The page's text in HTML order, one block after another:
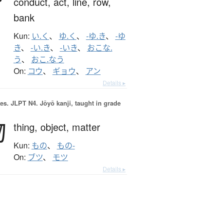
bank
Kun: い.く 、 ゆ.く 、 -ゆ.き、 -ゆ
き、 -い.き、 -いき、 おこな.
う、 おこ.なう
On: コウ、 ギョウ、 アン
Details ▸
JLPT N4. Jōyō kanji, taught in grade
thing, object, matter
Kun: もの、 もの-
On: ブツ、 モツ
Details ▸